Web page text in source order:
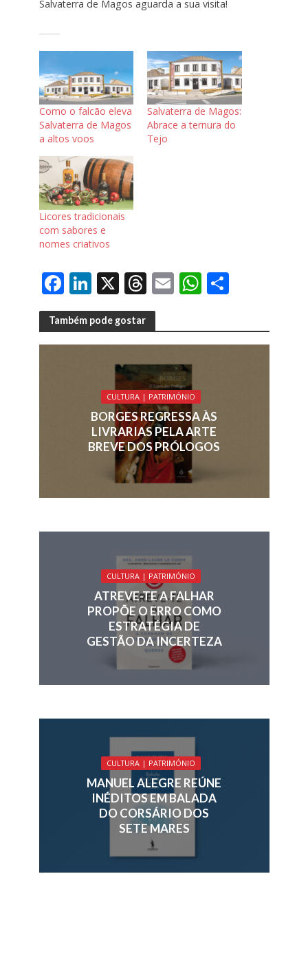
Salvaterra de Magos aguarda a sua visita!
Como o falcão eleva
Salvaterra de Magos
a altos voos
Salvaterra de Magos:
Abrace a ternura do
Tejo
Licores tradicionais
com sabores e
nomes criativos
F
ac
e
b
Li
n
k
e
n
X T
h
re
a
d
s
E
ai
l
W
at
s
p
S
ar
e
Também pode gostar
CULTURA | PATRIMÓNIO
BORGES REGRESSA ÀS
LIVRARIAS PELA ARTE
BREVE DOS PRÓLOGOS
CULTURA | PATRIMÓNIO
ATREVE-TE A FALHAR
PROPÕE O ERRO COMO
ESTRATÉGIA DE
GESTÃO DA INCERTEZA
CULTURA | PATRIMÓNIO
MANUEL ALEGRE REÚNE
INÉDITOS EM BALADA
DO CORSÁRIO DOS
SETE MARES